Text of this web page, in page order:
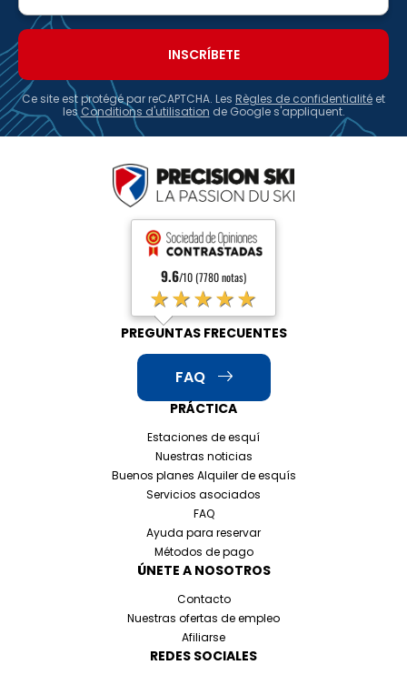
Ce site est protégé par reCAPTCHA. Les Règles de confidentialité et
les Conditions d'utilisation de Google s'appliquent.
9.6/10 (7780 notas)
★★★★★
PRÁCTICA
Estaciones de esquí
Nuestras noticias
Buenos planes Alquiler de esquís
Servicios asociados
FAQ
Ayuda para reservar
Métodos de pago
ÚNETE A NOSOTROS
Contacto
Nuestras ofertas de empleo
Afiliarse
REDES SOCIALES
PREGUNTAS FRECUENTES
FAQ